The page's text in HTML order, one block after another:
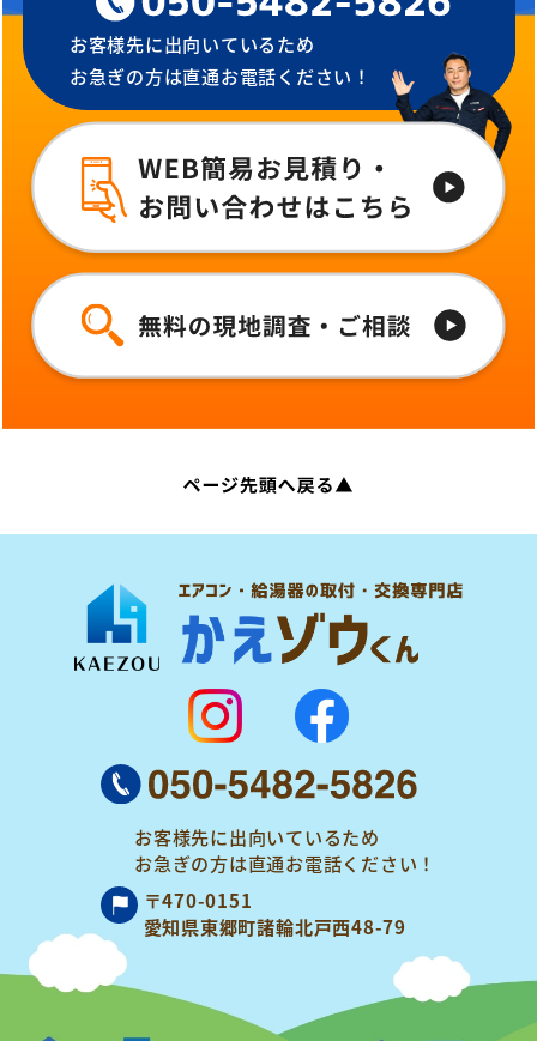
お客様先に出向いているため
お急ぎの方は直通お電話ください！
お客様先に出向いているため
お急ぎの方は直通お電話ください！
〒470-0151
愛知県東郷町諸輪北戸西48-79